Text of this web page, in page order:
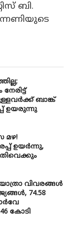
ബി.
ബാങ്ക്
ഉയരുന്നു
മഴ!
ഉയർന്നു,
വിവരങ്ങൾ
74.58
കോടി